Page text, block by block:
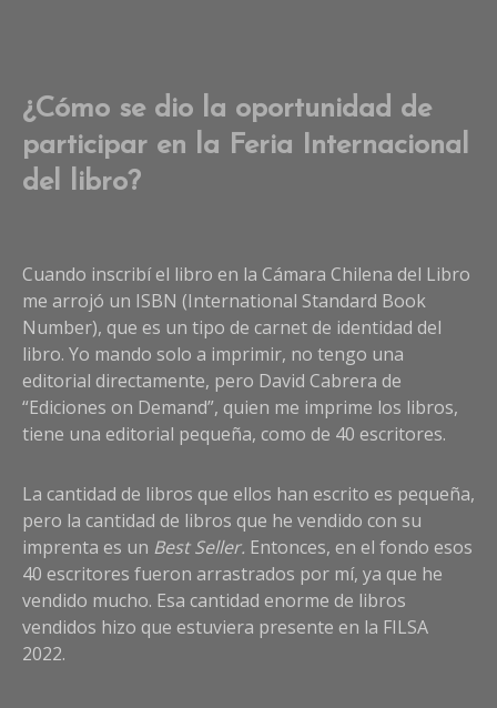
¿Cómo se dio la oportunidad de
participar en la Feria Internacional
del libro?
Cuando inscribí el libro en la Cámara Chilena del Libro
me arrojó un ISBN (International Standard Book
Number), que es un tipo de carnet de identidad del
libro. Yo mando solo a imprimir, no tengo una
editorial directamente, pero David Cabrera de
“Ediciones on Demand”, quien me imprime los libros,
tiene una editorial pequeña, como de 40 escritores.
La cantidad de libros que ellos han escrito es pequeña,
pero la cantidad de libros que he vendido con su
imprenta es un Best Seller. Entonces, en el fondo esos
40 escritores fueron arrastrados por mí, ya que he
vendido mucho. Esa cantidad enorme de libros
vendidos hizo que estuviera presente en la FILSA
2022.